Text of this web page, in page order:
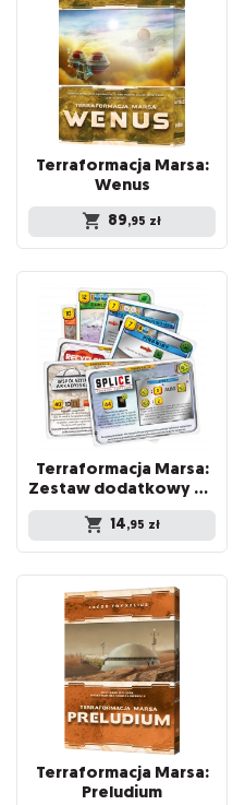
Terraformacja Marsa:
Wenus
89,95 zł
Terraformacja Marsa:
Zestaw dodatkowy #1-3 (7 kart)
14,95 zł
Terraformacja Marsa:
Preludium